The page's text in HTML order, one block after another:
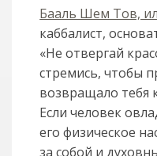
Бааль Шем Тов,
каббалист,
«Не отвергай
стремись, чтобы
возвращало тебя
Если человек
его физическое
за собой и